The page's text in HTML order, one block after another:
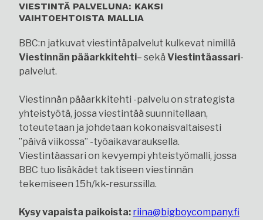
VIESTINTÄ PALVELUNA: KAKSI
VAIHTOEHTOISTA MALLIA
BBC:n jatkuvat viestintäpalvelut kulkevat nimillä
Viestinnän pääarkkitehti– sekä Viestintäassari-
palvelut.
Viestinnän pääarkkitehti -palvelu on strategista
yhteistyötä, jossa viestintää suunnitellaan,
toteutetaan ja johdetaan kokonaisvaltaisesti
”päivä viikossa” -työaikavarauksella.
Viestintäassari on kevyempi yhteistyömalli, jossa
BBC tuo lisäkädet taktiseen viestinnän
tekemiseen 15h/kk-resurssilla.
Kysy vapaista paikoista: riina@bigboycompany.fi